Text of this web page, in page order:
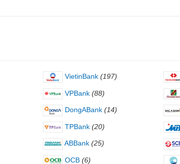
VietinBank (197)
VPBank (88)
DongABank (14)
TPBank (20)
ABBank (25)
OCB (6)